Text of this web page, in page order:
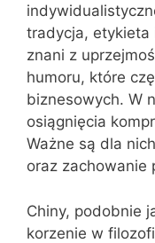
tradycja, etykieta
znani z
humoru, które
biznesowych. W
osiągnięcia
Ważne są dla
oraz zachowanie
Chiny, podobnie
korzenie w